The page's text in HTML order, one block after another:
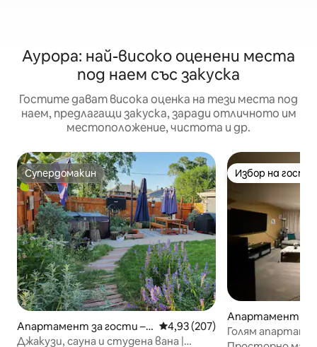
Аурора: най-високо оценени места
под наем със закуска
Гостите дават висока оценка на тези места под
наем, предлагащи закуска, заради отличното им
местоположение, чистота и др.
Супердомакин
Супердомакин
Апартамент за гости –
Денвър
Средна оценка: 4,93 от 5,
4,93 (207)
Джакузи, сауна и студена вана |
Избор на
Избор на
Апартамент за
урора
Голям